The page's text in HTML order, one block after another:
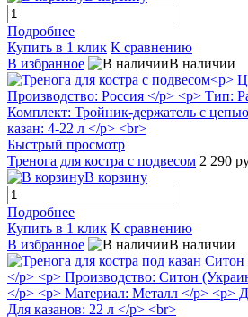
Подробнее
Купить в 1 клик К сравнению
В избранное
В наличии
Быстрый просмотр
Тренога для костра с подвесом 2 290
В корзину
Подробнее
Купить в 1 клик К сравнению
В избранное
В наличии